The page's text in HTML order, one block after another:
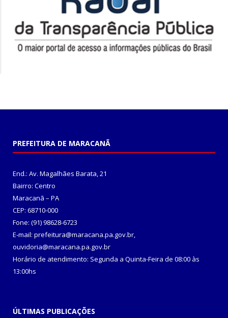
PREFEITURA DE MARACANÃ
End.: Av. Magalhães Barata, 21
Bairro: Centro
Maracanã – PA
CEP: 68710-000
Fone: (91) 98628-6723
E-mail: prefeitura@maracana.pa.gov.br,
ouvidoria@maracana.pa.gov.br
Horário de atendimento: Segunda a Quinta-Feira de 08:00 às
13:00hs
ÚLTIMAS PUBLICAÇÕES